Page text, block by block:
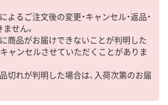
よるご注文後の変更・キャンセル・返品・
せん。
商品がお届けできないことが判明した
ャンセルさせていただくことがありま
切れが判明した場合は、入荷次第のお届